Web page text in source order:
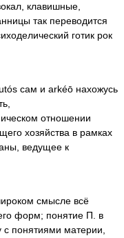
клавишные,
так переводится
готик рок
сам и arkéō нахожусь
отношении
хозяйства в рамках
ведущее к
смысле всё
форм; понятие П. в
понятиями материи,